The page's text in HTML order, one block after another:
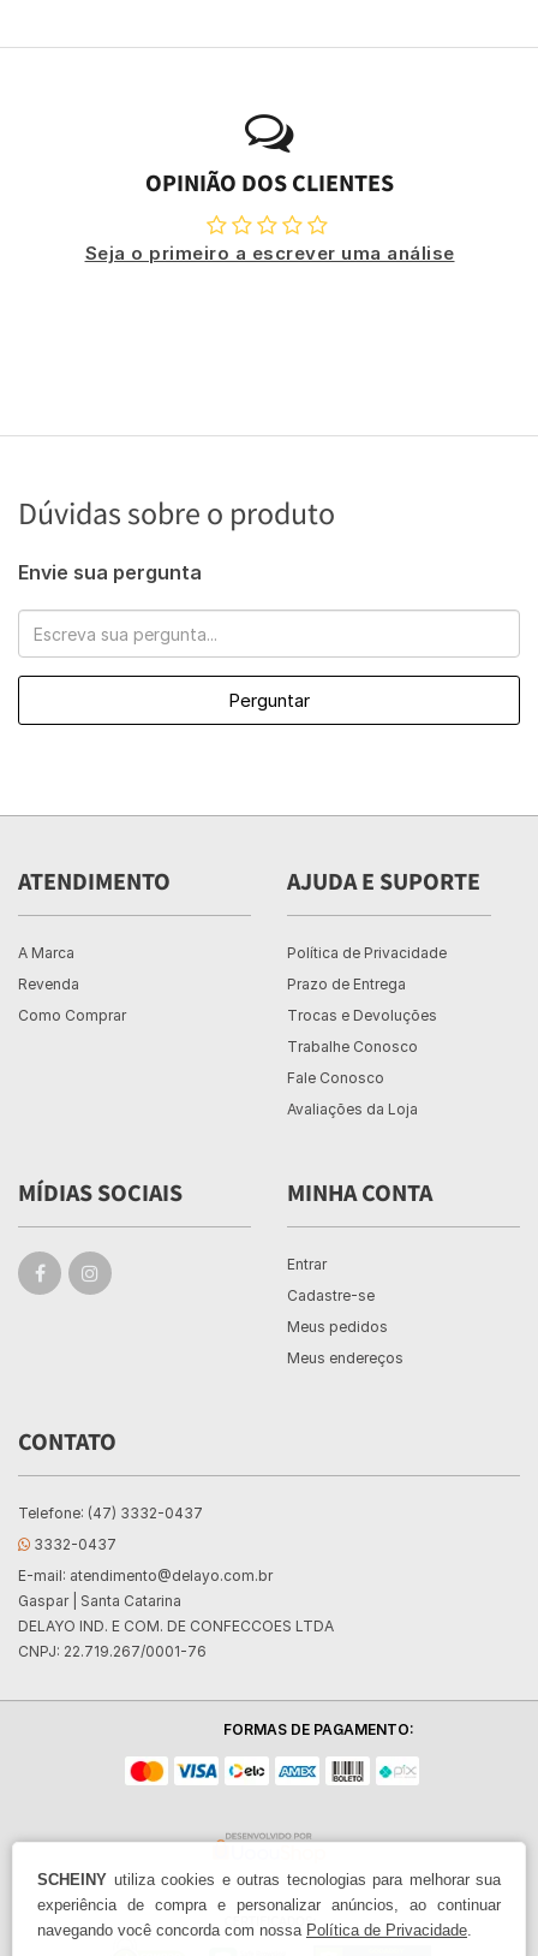
SCHEINY utiliza cookies e outras tecnologias para melhorar sua
experiência de compra e personalizar anúncios, ao continuar
navegando você concorda com nossa Política de Privacidade.
OPINIÃO DOS CLIENTES
Seja o primeiro a escrever uma análise
Dúvidas sobre o produto
Envie sua pergunta
Perguntar
ATENDIMENTO
A Marca
Revenda
Como Comprar
AJUDA E SUPORTE
Política de Privacidade
Prazo de Entrega
Trocas e Devoluções
Trabalhe Conosco
Fale Conosco
Avaliações da Loja
MÍDIAS SOCIAIS MINHA CONTA
Entrar
Cadastre-se
Meus pedidos
Meus endereços
CONTATO
Telefone: (47) 3332-0437
3332-0437
E-mail: atendimento@delayo.com.br
Gaspar | Santa Catarina
DELAYO IND. E COM. DE CONFECCOES LTDA
CNPJ: 22.719.267/0001-76
FORMAS DE PAGAMENTO: